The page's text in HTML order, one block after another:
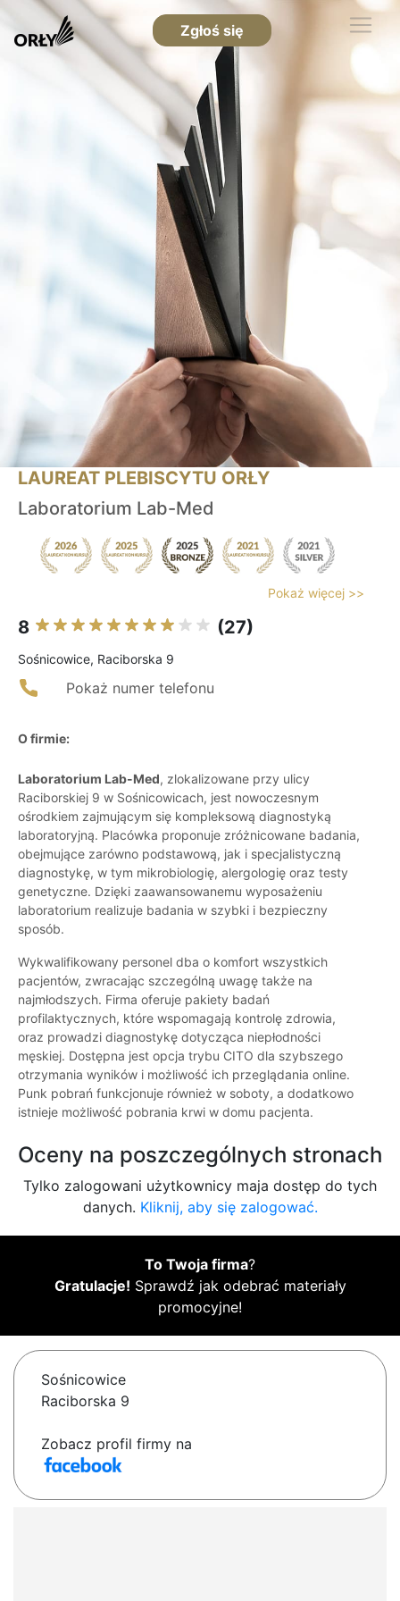
Zgłoś się
LAUREAT PLEBISCYTU ORŁY
Laboratorium Lab-Med
Pokaż więcej >>
8 (27)
Sośnicowice, Raciborska 9
Pokaż numer telefonu
O firmie:
Laboratorium Lab-Med, zlokalizowane przy ulicy
Raciborskiej 9 w Sośnicowicach, jest nowoczesnym
ośrodkiem zajmującym się kompleksową diagnostyką
laboratoryjną. Placówka proponuje zróżnicowane badania,
obejmujące zarówno podstawową, jak i specjalistyczną
diagnostykę, w tym mikrobiologię, alergologię oraz testy
genetyczne. Dzięki zaawansowanemu wyposażeniu
laboratorium realizuje badania w szybki i bezpieczny
sposób.
Wykwalifikowany personel dba o komfort wszystkich
pacjentów, zwracając szczególną uwagę także na
najmłodszych. Firma oferuje pakiety badań
profilaktycznych, które wspomagają kontrolę zdrowia,
oraz prowadzi diagnostykę dotycząca niepłodności
męskiej. Dostępna jest opcja trybu CITO dla szybszego
otrzymania wyników i możliwość ich przeglądania online.
Punk pobrań funkcjonuje również w soboty, a dodatkowo
istnieje możliwość pobrania krwi w domu pacjenta.
Oceny na poszczególnych stronach
Tylko zalogowani użytkownicy maja dostęp do tych
danych. Kliknij, aby się zalogować.
To Twoja firma?
Gratulacje! Sprawdź jak odebrać materiały
promocyjne!
Sośnicowice
Raciborska 9
Zobacz profil firmy na